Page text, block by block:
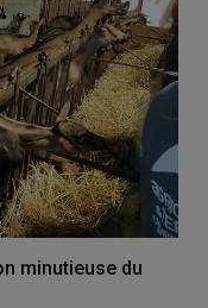
minutieuse du